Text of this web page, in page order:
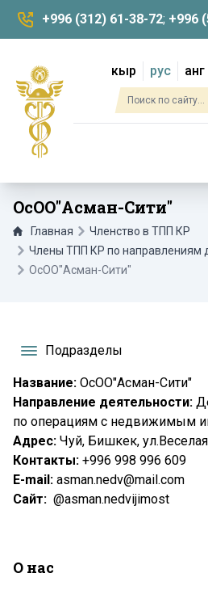
+996 (312) 61-38-72; +996
кыр рус анг
ОсОО"Асман-Сити"
Главная
Членство в ТПП КР
Члены ТПП КР по направлениям
ОсОО"Асман-Сити"
Подразделы
Название: ОсОО"Асман-Сити"
Направление деятельности:
по операциям с недвижимым
Адрес: Чуй, Бишкек,
Контакты: +996 998 996 609
Е-mail: asman.nedv@mail.com
Сайт: @asman.nedvijimost
О нас